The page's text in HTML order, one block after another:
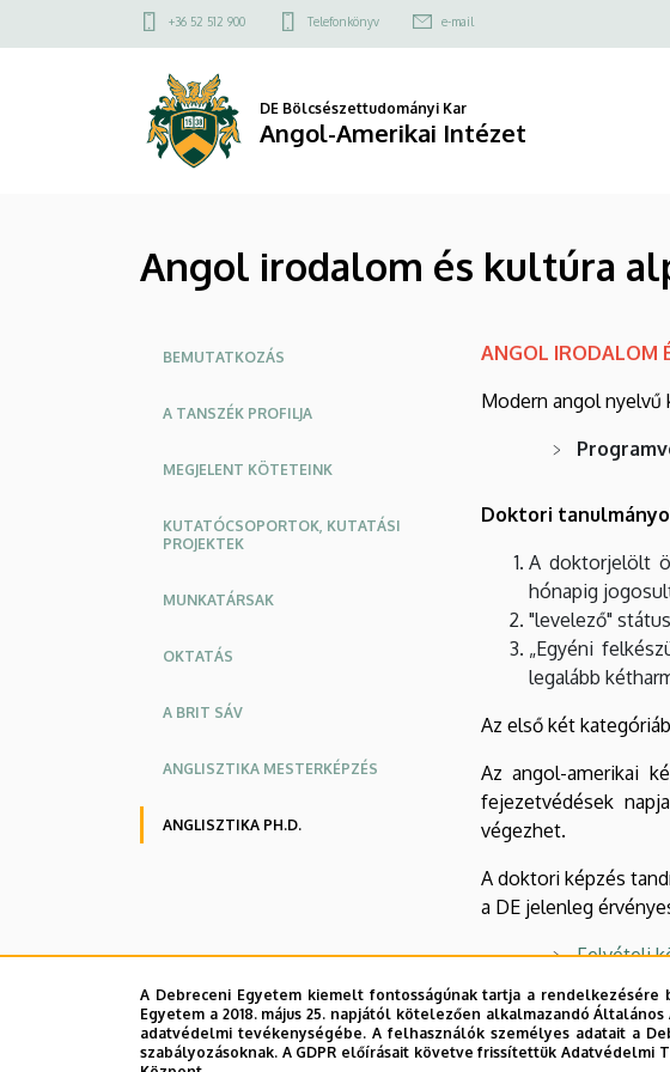
a
Felső
menü
+36 52 512 900 Telefonkönyv e-mail
DE Bölcsészettudományi Kar
Angol-Amerikai Intézet
Angol irodalom és kultúra
Oldalmenü
BEMUTATKOZÁS
A TANSZÉK PROFILJA
MEGJELENT KÖTETEINK
KUTATÓCSOPORTOK, KUTATÁSI
PROJEKTEK
MUNKATÁRSAK
OKTATÁS
A BRIT SÁV
ANGLISZTIKA MESTERKÉPZÉS
ANGLISZTIKA PH.D.
ANGOL IRODALOM
Modern angol nyelvű
Doktori
A doktorjelölt
hónapig
"levelező"
„Egyéni
legalább
Az első két
Az angol-amerikai
fejezetvédések
végezhet.
A doktori képzés
a DE jelenleg
Felvételi
Szerkezet
Oktatók
A Debreceni Egyetem kiemelt fontosságúnak tartja a
Egyetem a 2018. május 25. napjától kötelezően alkalmazandó
adatvédelmi tevékenységébe. A felhasználók személyes adatait a
szabályozásoknak. A GDPR előírásait követve frissítettük